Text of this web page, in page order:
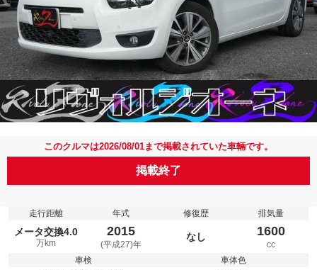
このクルマは2026/08/01まで掲載されていた車輛です。
掲載終了
走行距離
メータ交換4.0
万km
年式
2015
(平成27)年
修復歴
なし
排気量
1600
cc
車検
車体色